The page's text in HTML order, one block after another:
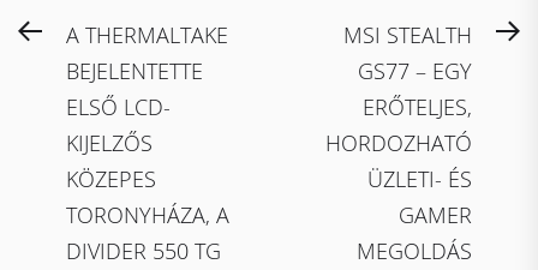
Bejegyzés
navigáció
PreviousA THERMALTAKE
BEJELENTETTE
ELSŐ LCD-
KIJELZŐS
KÖZEPES
TORONYHÁZA, A
DIVIDER 550 TG
MSI STEALTH
GS77 – EGY
ERŐTELJES,
HORDOZHATÓ
ÜZLETI- ÉS
GAMER
MEGOLDÁS